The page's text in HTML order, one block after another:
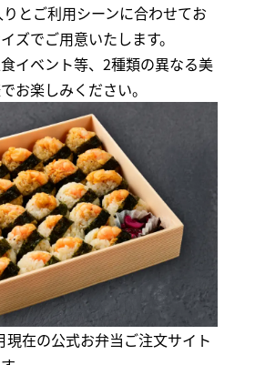
とご利用シーンに合わせてお
ズでご用意いたします。
イベント等、2種類の異なる美
お楽しみください。
在の公式お弁当ご注文サイト